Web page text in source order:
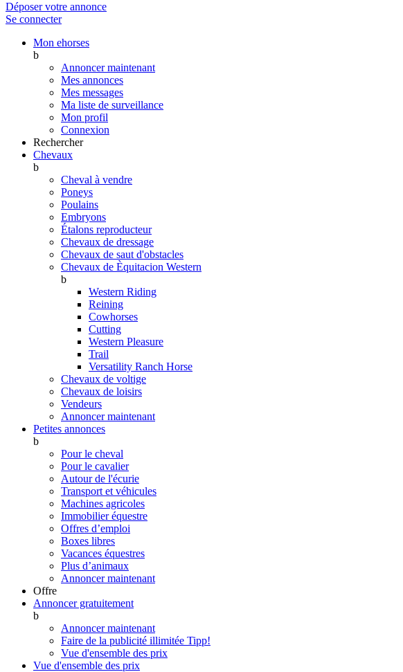
Déposer votre annonce
Se connecter
Mon ehorses
b
Annoncer maintenant
Mes annonces
Mes messages
Ma liste de surveillance
Mon profil
Connexion
Rechercher
Chevaux
b
Cheval à vendre
Poneys
Poulains
Embryons
Étalons reproducteur
Chevaux de dressage
Chevaux de saut d'obstacles
Chevaux de Èquitacion Western
b
Western Riding
Reining
Cowhorses
Cutting
Western Pleasure
Trail
Versatility Ranch Horse
Chevaux de voltige
Chevaux de loisirs
Vendeurs
Annoncer maintenant
Petites annonces
b
Pour le cheval
Pour le cavalier
Autour de l'écurie
Transport et véhicules
Machines agricoles
Immobilier équestre
Offres d’emploi
Boxes libres
Vacances équestres
Plus d’animaux
Annoncer maintenant
Offre
Annoncer gratuitement
b
Annoncer maintenant
Faire de la publicité illimitée Tipp!
Vue d'ensemble des prix
Vue d'ensemble des prix